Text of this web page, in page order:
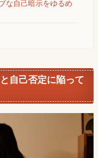
な自己暗示をゆるめ
自己否定に陥って